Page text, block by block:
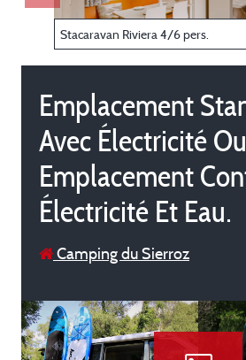
Stacaravan Riviera 4/6 pers.
Emplacement
Avec Électricité Ou
Emplacement
Électricité Et Eau.
Camping du Sierroz